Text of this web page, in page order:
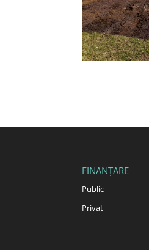
FINANȚARE
Public
Privat